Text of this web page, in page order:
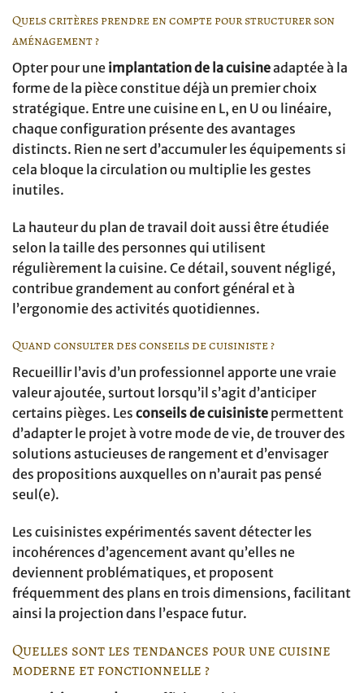
Quels critères prendre en compte pour structurer son
aménagement ?
Opter pour une implantation de la cuisineadaptée à la
forme de la pièce constitue déjà un premier choix
stratégique. Entre une cuisine en L, en U ou linéaire,
chaque configuration présente des avantages
distincts. Rien ne sert d’accumuler les équipements si
cela bloque la circulation ou multiplie les gestes
inutiles.
La hauteur du plan de travail doit aussi être étudiée
selon la taille des personnes qui utilisent
régulièrement la cuisine. Ce détail, souvent négligé,
contribue grandement au confort général et à
l’ergonomie des activités quotidiennes.
Quand consulter des conseils de cuisiniste ?
Recueillir l’avis d’un professionnel apporte une vraie
valeur ajoutée, surtout lorsqu’il s’agit d’anticiper
certains pièges. Les conseils de cuisiniste permettent
d’adapter le projet à votre mode de vie, de trouver des
solutions astucieuses de rangement et d’envisager
des propositions auxquelles on n’aurait pas pensé
seul(e).
Les cuisinistes expérimentés savent détecter les
incohérences d’agencement avant qu’elles ne
deviennent problématiques, et proposent
fréquemment des plans en trois dimensions, facilitant
ainsi la projection dans l’espace futur.
Quelles sont les tendances pour une cuisine
moderne et fonctionnelle ?